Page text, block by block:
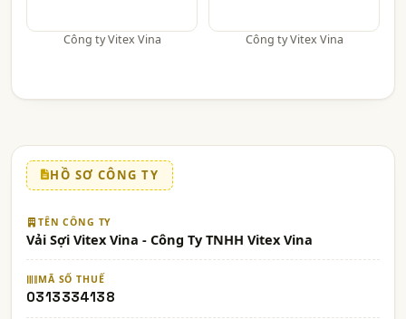
Công ty Vitex Vina Công ty Vitex Vina
HỒ SƠ CÔNG TY
TÊN CÔNG TY
Vải Sợi Vitex Vina - Công Ty TNHH Vitex Vina
MÃ SỐ THUẾ
0313334138